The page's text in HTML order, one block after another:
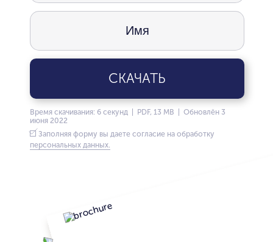
СКАЧАТЬ
Время скачивания: 6 секунд | PDF, 13 MB | Обновлён 3
июня 2022
Заполняя форму вы даете согласие на обработку
персональных данных.